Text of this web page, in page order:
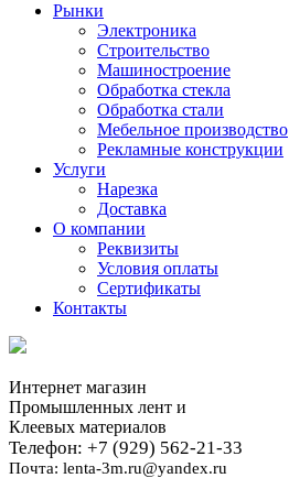
Рынки
Электроника
Строительство
Машиностроение
Обработка стекла
Обработка стали
Мебельное производство
Рекламные конструкции
Услуги
Нарезка
Доставка
О компании
Реквизиты
Условия оплаты
Сертификаты
Контакты
Интернет магазин
Промышленных лент и
Клеевых материалов
Телефон: +7 (929) 562-21-33
Почта: lenta-3m.ru@yandex.ru